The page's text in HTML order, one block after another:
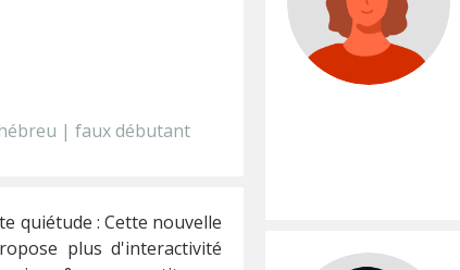
| faux débutant
quiétude : Cette nouvelle
plus d'interactivité